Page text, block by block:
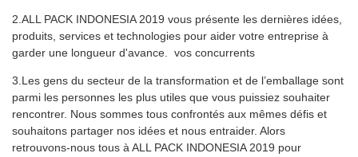
2.ALL PACK INDONESIA 2019 vous présente les dernières idées,
produits, services et technologies pour aider votre entreprise à
garder une longueur d'avance. vos concurrents
3.Les gens du secteur de la transformation et de l’emballage sont
parmi les personnes les plus utiles que vous puissiez souhaiter
rencontrer. Nous sommes tous confrontés aux mêmes défis et
souhaitons partager nos idées et nous entraider. Alors
retrouvons-nous tous à ALL PACK INDONESIA 2019 pour